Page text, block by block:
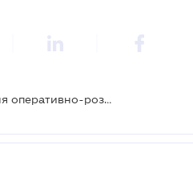
Готується нове регулювання оперативно-розшукової діяльності